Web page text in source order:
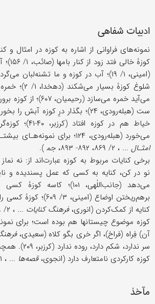
ادبیات شفاهی
نمونه‌های فراوانی از اشاره به کوزه در امثال و
کوزۀ
(امینی، ۱/ ۱۹)؛ آب در کوزه و ما تشنه‌لبان می‌گردیم (
شلوغ کوزۀ
می‌آید خمره می‌سازد
خیاط هم در کوزه
می‌خورد (هبله‌رودی، ۱۲۴؛ برای نمونه‌هـای بیشتـر، نک‍ : انـوری،
امثـال ... ، ۲/ ۸۶۹، ۸۹۲- ۸۹۳، جم‍ ).
برخی کنایات مربوط به کوزه عبارت‌اند از: نه
نو در کن، کنایه به کسی که عمل پسندیده و
می‌دهد (جانب‌اللٰهی، ۱۰۱)؛
بر‌هم‌ریختن اوضاع
کنایه از کمک‌کردن (انوری، فرهنگ کنایات ... ، ۲/ ۱۲۹۸).
کوزه موضوع چیستانها هم بوده است؛ برای
آن) فِراه (فراخ)، اگر خری بگو کلاه (سعیدی،
سر ندارد، شکم
کوزه کارکردی نامتعارف دارد (انجوی،قصه‌ها ... ، ۱/ ۱۳، ۲/ ۱۹۷، ۱۹۹).
مآخذ